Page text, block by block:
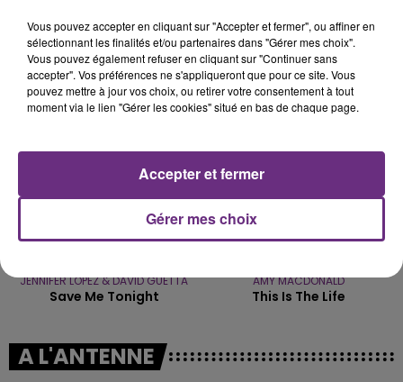
GIMS
Soleil
RAG'N'BONE MAN
Human
14h41
14h41
JENNIFER LOPEZ & DAVID GUETTA
Save Me Tonight
14h38
14h38
AMY MACDONALD
This Is The Life
A L'ANTENNE
Vous pouvez accepter en cliquant sur "Accepter et fermer", ou affiner en
sélectionnant les finalités et/ou partenaires dans "Gérer mes choix".
Vous pouvez également refuser en cliquant sur "Continuer sans
accepter". Vos préférences ne s'appliqueront que pour ce site. Vous
pouvez mettre à jour vos choix, ou retirer votre consentement à tout
moment via le lien "Gérer les cookies" situé en bas de chaque page.
Gérer mes choix
Accepter et fermer